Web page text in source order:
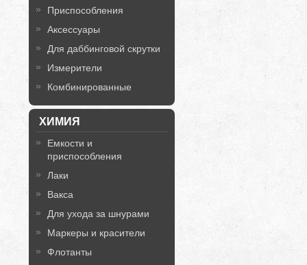
Приспособления
Аксессуары
Для даббинговой скрутки
Измерители
Комбинированные
ХИМИЯ
Емкости и
приспособления
Лаки
Вакса
Для ухода за шнурами
Маркеры и красители
Флотанты